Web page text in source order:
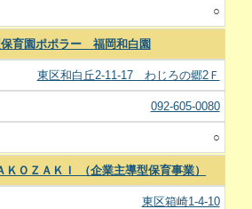
○
育園ポポラー 福岡和白園
東区和白丘2-11-17 わじろの郷2Ｆ
092-605-0080
○
ＫＯＺＡＫＩ （企業主導型保育事業）
東区箱崎1-4-10